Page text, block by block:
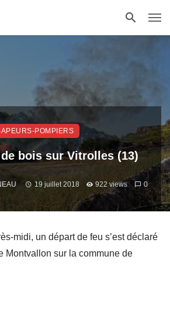
POMPIERS
bois sur Vitrolles (13)
19 juillet 2018 922 views 0
midi, un départ de feu s’est déclaré
Montvallon sur la commune de